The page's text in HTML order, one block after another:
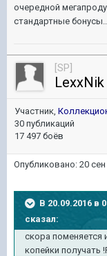
очередной
стандартные
[SP]
LexxNik
Участник,
30 публикаций
17 497 боёв
Опубликовано: 20
В 20.09.2016 в
сказал:
скора поменяется
копейки получать